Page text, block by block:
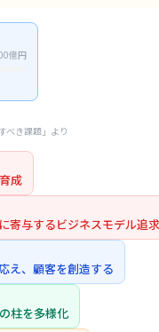
億円
べき課題」より
成
寄与するビジネスモデル追求
え、顧客を創造する
柱を多様化